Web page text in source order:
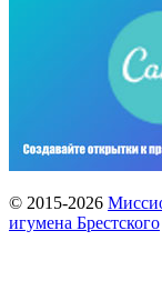
© 2015-2026
игумена Брестского